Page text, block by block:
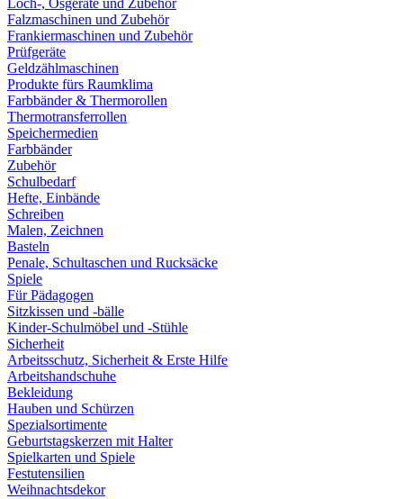
Loch-, Ösgeräte und Zubehör
Falzmaschinen und Zubehör
Frankiermaschinen und Zubehör
Prüfgeräte
Geldzählmaschinen
Produkte fürs Raumklima
Farbbänder & Thermorollen
Thermotransferrollen
Speichermedien
Farbbänder
Zubehör
Schulbedarf
Hefte, Einbände
Schreiben
Malen, Zeichnen
Basteln
Penale, Schultaschen und Rucksäcke
Spiele
Für Pädagogen
Sitzkissen und -bälle
Kinder-Schulmöbel und -Stühle
Sicherheit
Arbeitsschutz, Sicherheit & Erste Hilfe
Arbeitshandschuhe
Bekleidung
Hauben und Schürzen
Spezialsortimente
Geburtstagskerzen mit Halter
Spielkarten und Spiele
Festutensilien
Weihnachtsdekor